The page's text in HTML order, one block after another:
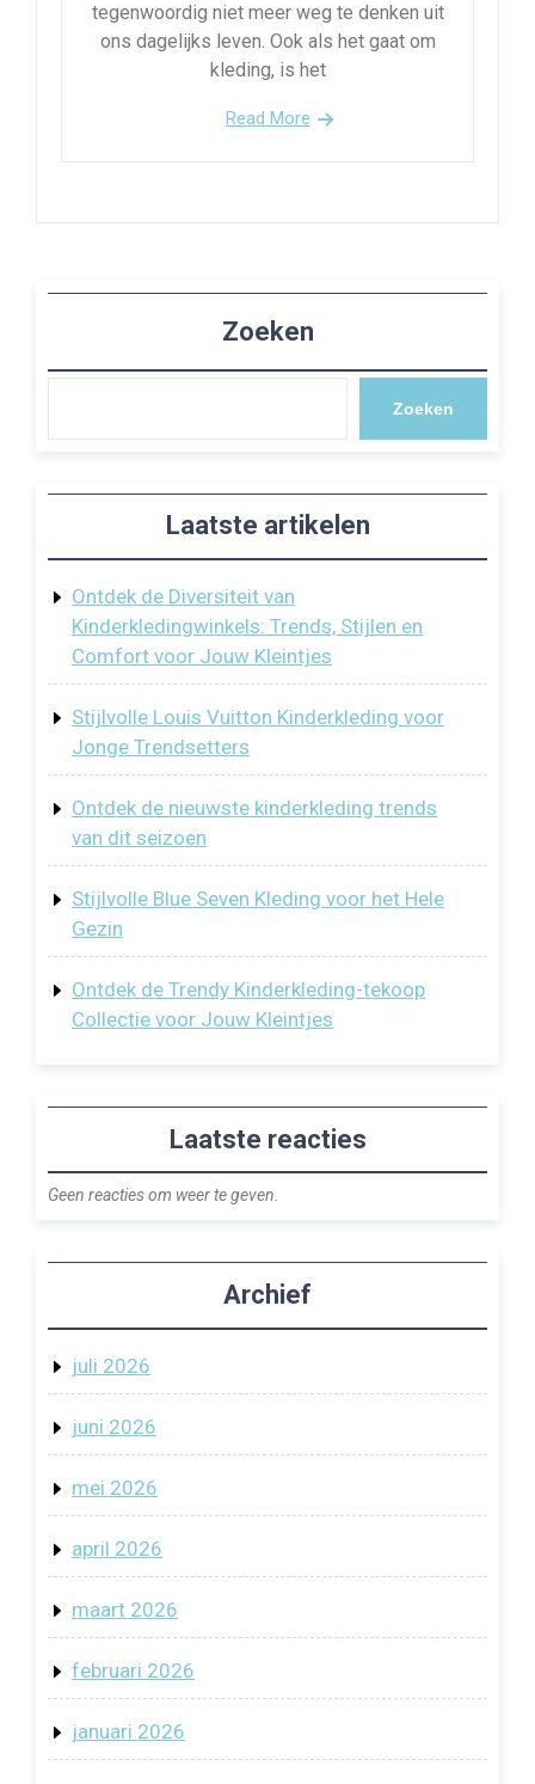
tegenwoordig niet meer weg te denken uit
ons dagelijks leven. Ook als het gaat om
kleding, is het
Read More
Zoeken
Zoeken
Laatste artikelen
Ontdek de Diversiteit van
Kinderkledingwinkels: Trends, Stijlen en
Comfort voor Jouw Kleintjes
Stijlvolle Louis Vuitton Kinderkleding voor
Jonge Trendsetters
Ontdek de nieuwste kinderkleding trends
van dit seizoen
Stijlvolle Blue Seven Kleding voor het Hele
Gezin
Ontdek de Trendy Kinderkleding-tekoop
Collectie voor Jouw Kleintjes
Laatste reacties
Geen reacties om weer te geven.
Archief
juli 2026
juni 2026
mei 2026
april 2026
maart 2026
februari 2026
januari 2026